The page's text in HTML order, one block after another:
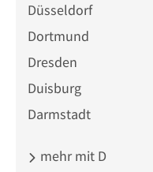
Düsseldorf
Dortmund
Dresden
Duisburg
Darmstadt
mehr mit D